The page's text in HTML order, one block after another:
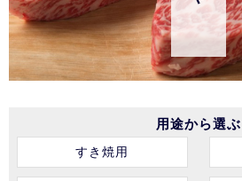
用途から選ぶ
すき焼用